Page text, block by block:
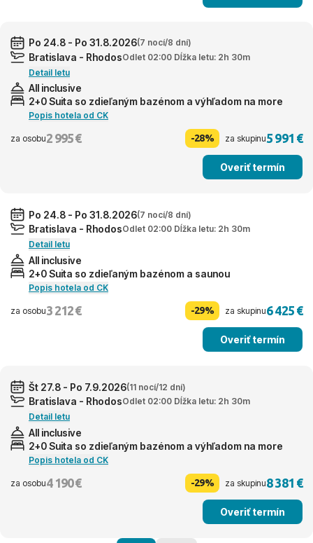
Po 24.8 - Po 31.8.2026(7 nocí/8 dní)
Bratislava - RhodosOdlet 02:00 Dĺžka letu: 2h 30m
Detail letu
All inclusive
2+0 Suita so zdieľaným bazénom a výhľadom na more
Popis hotela od CK
za osobu2 995 € -28% za skupinu5 991 €
Overiť termín
Po 24.8 - Po 31.8.2026(7 nocí/8 dní)
Bratislava - RhodosOdlet 02:00 Dĺžka letu: 2h 30m
Detail letu
All inclusive
2+0 Suita so zdieľaným bazénom a saunou
Popis hotela od CK
za osobu3 212 € -29% za skupinu6 425 €
Overiť termín
Št 27.8 - Po 7.9.2026(11 nocí/12 dní)
Bratislava - RhodosOdlet 02:00 Dĺžka letu: 2h 30m
Detail letu
All inclusive
2+0 Suita so zdieľaným bazénom a výhľadom na more
Popis hotela od CK
za osobu4 190 € -29% za skupinu8 381 €
Overiť termín